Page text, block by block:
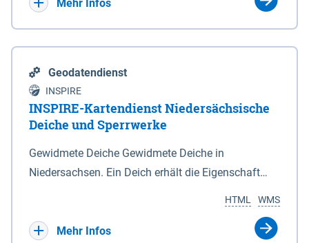
Mehr Infos
Geodatendienst
INSPIRE
INSPIRE-Kartendienst Niedersächsische
Deiche und Sperrwerke
Gewidmete Deiche Gewidmete Deiche in
Niedersachsen. Ein Deich erhält die Eigenschaft
Deichbehörde durch Verordnung ausspricht. Für
WMS
HTML
Mehr Infos